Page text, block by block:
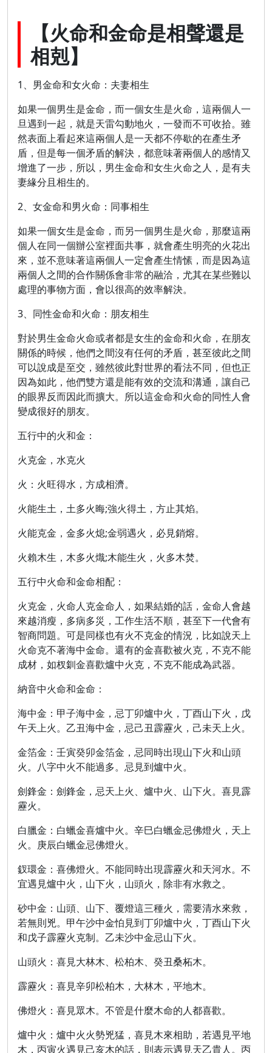
【火命和金命是相聲還是
相剋】
1、男金命和女火命：夫妻相生
如果一個男生是金命，而一個女生是火命，這兩個人一
旦遇到一起，就是天雷勾動地火，一發而不可收拾。雖
然表面上看起來這兩個人是一天都不停歇的在產生矛
盾，但是每一個矛盾的解決，都意味著兩個人的感情又
增進了一步，所以，男生金命和女生火命之人，是有夫
妻緣分且相生的。
2、女金命和男火命：同事相生
如果一個女生是金命，而另一個男生是火命，那麼這兩
個人在同一個辦公室裡面共事，就會產生明亮的火花出
來，並不意味著這兩個人一定會產生情愫，而是因為這
兩個人之間的合作關係會非常的融洽，尤其在某些難以
處理的事物方面，會以很高的效率解決。
3、同性金命和火命：朋友相生
對於男生金命火命或者都是女生的金命和火命，在朋友
關係的時候，他們之間沒有任何的矛盾，甚至彼此之間
可以說成是至交，雖然彼此對世界的看法不同，但也正
因為如此，他們雙方還是能有效的交流和溝通，讓自己
的眼界反而因此而擴大。所以這金命和火命的同性人會
變成很好的朋友。
五行中的火和金：
火克金，水克火
火：火旺得水，方成相濟。
火能生土，土多火晦;強火得土，方止其焰。
火能克金，金多火熄;金弱遇火，必見銷熔。
火賴木生，木多火熾;木能生火，火多木焚。
五行中火命和金命相配：
火克金，火命人克金命人，如果結婚的話，金命人會越
來越消瘦，多病多災，工作生活不順，甚至下一代會有
智商問題。可是同樣也有火不克金的情況，比如說天上
火命克不著海中金命。還有的金喜歡被火克，不克不能
成材，如杈釧金喜歡爐中火克，不克不能成為武器。
納音中火命和金命：
海中金：甲子海中金，忌丁卯爐中火，丁酉山下火，戊
午天上火。乙丑海中金，忌己丑霹靂火，己未天上火。
金箔金：壬寅癸卯金箔金，忌同時出現山下火和山頭
火。八字中火不能過多。忌見到爐中火。
劍鋒金：劍鋒金，忌天上火、爐中火、山下火。喜見霹
靂火。
白臘金：白蠟金喜爐中火。辛巳白蠟金忌佛燈火，天上
火。庚辰白蠟金忌佛燈火。
釵環金：喜佛燈火。不能同時出現霹靂火和天河水。不
宜遇見爐中火，山下火，山頭火，除非有水救之。
砂中金：山頭、山下、覆燈這三種火，需要清水來救，
若無則兇。甲午沙中金怕見到丁卯爐中火，丁酉山下火
和戊子霹靂火克制。乙未沙中金忌山下火。
山頭火：喜見大林木、松柏木、癸丑桑柘木。
霹靂火：喜見辛卯松柏木，大林木，平地木。
佛燈火：喜見眾木。不管是什麼木命的人都喜歡。
爐中火：爐中火火勢兇猛，喜見木來相助，若遇見平地
木，丙寅火遇見己亥木的話，則表示遇見天乙貴人。丙